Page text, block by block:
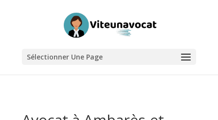
Sélectionner Une Page